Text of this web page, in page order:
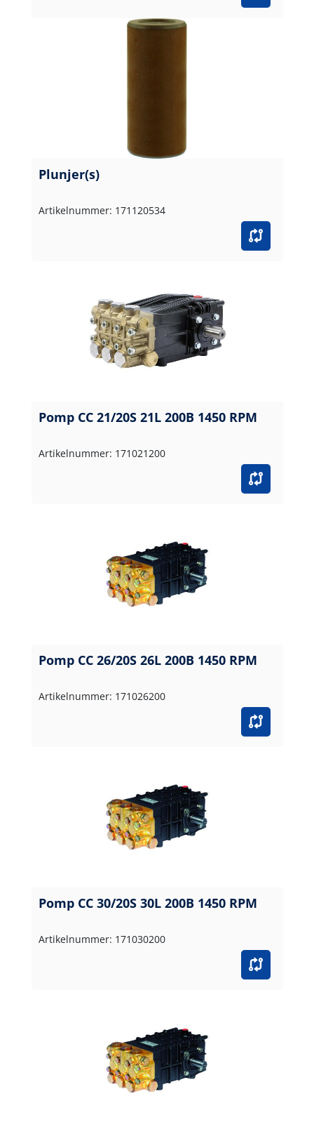
Plunjer(s)
Artikelnummer: 171120534
Pomp CC 21/20S 21L 200B 1450 RPM
Artikelnummer: 171021200
Pomp CC 26/20S 26L 200B 1450 RPM
Artikelnummer: 171026200
Pomp CC 30/20S 30L 200B 1450 RPM
Artikelnummer: 171030200